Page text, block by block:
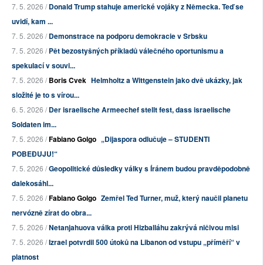
7. 5. 2026 /Donald Trump stahuje americké vojáky z Německa. Teď se
uvidí, kam ...
7. 5. 2026 /Demonstrace na podporu demokracie v Srbsku
7. 5. 2026 /Pět bezostyšných příkladů válečného oportunismu a
spekulací v souvi...
7. 5. 2026 /Boris Cvek Helmholtz a Wittgenstein jako dvě ukázky, jak
složité je to s vírou...
6. 5. 2026 /Der israelische Armeechef stellt fest, dass israelische
Soldaten im...
7. 5. 2026 /Fabiano Golgo „Dijaspora odlučuje – STUDENTI
POBEĐUJU!“
7. 5. 2026 /Geopolitické důsledky války s Íránem budou pravděpodobně
dalekosáhl...
7. 5. 2026 /Fabiano Golgo Zemřel Ted Turner, muž, který naučil planetu
nervózně zírat do obra...
7. 5. 2026 /Netanjahuova válka proti Hizballáhu zakrývá ničivou misi
7. 5. 2026 /Izrael potvrdil 500 útoků na Libanon od vstupu „příměří“ v
platnost